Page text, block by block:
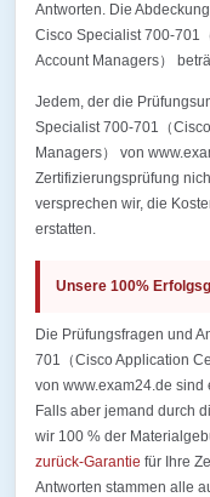
Antworten. Die
Cisco Specialist 700-701
Account Managers）
Jedem, der die
Specialist 700-701（
Managers） von
Zertifizierungsprüfung
versprechen wir, die
erstatten.
Unsere 100%
Die Prüfungsfragen und
701（Cisco Application
von www.exam24.de
Falls aber jemand durch
wir 100 % der
zurück-Garantie für Ihre
Antworten stammen alle